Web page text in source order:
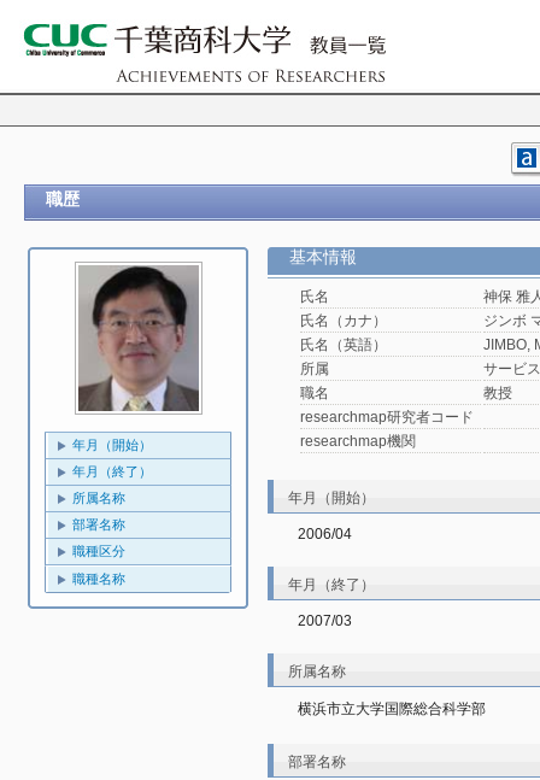
職歴
年月（開始）
年月（終了）
所属名称
部署名称
職種区分
職種名称
基本情報
氏名
神保 雅
氏名（カナ）
ジンボ
氏名（英語）
JIMBO,
所属
サービ
職名
教授
researchmap研究者コード
researchmap機関
年月（開始）
2006/04
年月（終了）
2007/03
所属名称
横浜市立大学国際総合科学部
部署名称